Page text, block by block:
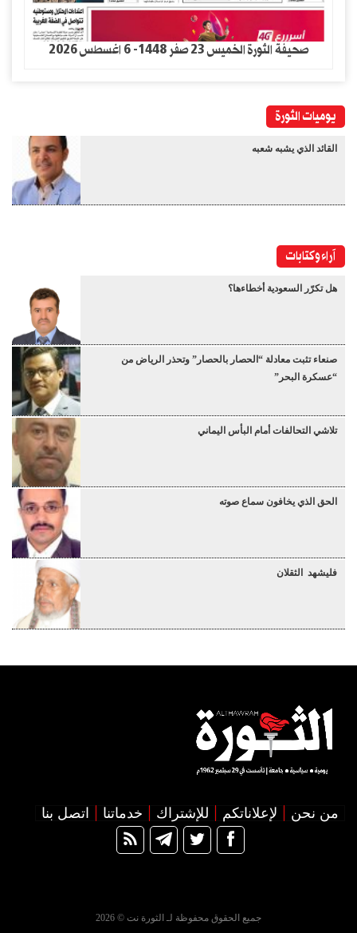
صحيفة الثورة الخميس 23 صفر 1448- 6 اغسطس 2026
يوميات الثورة
القائد الذي يشبه شعبه
آراء وكتابات
هل تكرّر السعودية أخطاءها؟
صنعاء تثبت معادلة “الحصار بالحصار” وتحذر الرياض من
“عسكرة البحر”
تلاشي التحالفات أمام البأس اليماني
الحق الذي يخافون سماع صوته
فليشهد الثقلان
من نحن لإعلاناتكم للإشتراك خدماتنا اتصل بنا
جميع الحقوق محفوظة لـ الثورة نت © 2026